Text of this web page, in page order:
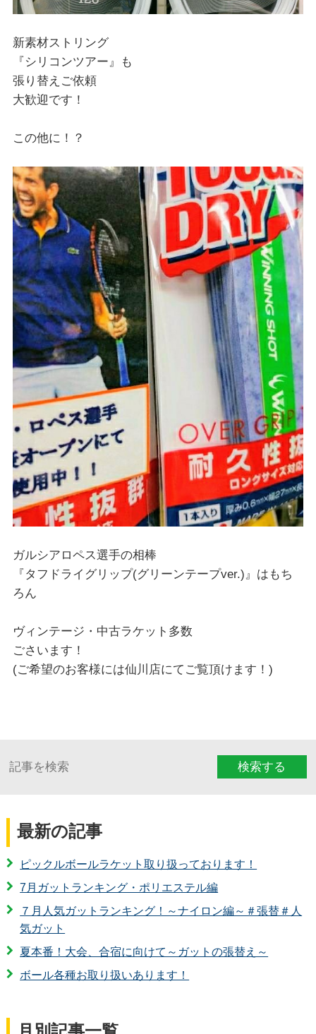
新素材ストリング
『シリコンツアー』も
張り替えご依頼
大歓迎です！
この他に！？
ガルシアロペス選手の相棒
『タフドライグリップ(グリーンテープver.)』はもち
ろん
ヴィンテージ・中古ラケット多数
ごさいます！
(ご希望のお客様には仙川店にてご覧頂けます！)
検索する
最新の記事
ピックルボールラケット取り扱っております！
7月ガットランキング・ポリエステル編
７月人気ガットランキング！～ナイロン編～＃張替＃人
気ガット
夏本番！大会、合宿に向けて～ガットの張替え～
ボール各種お取り扱いあります！